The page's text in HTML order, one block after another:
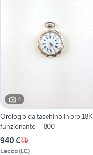
4
Orologio da taschino in oro 18K
funzionante – '800
940 €
Lecco(LC)